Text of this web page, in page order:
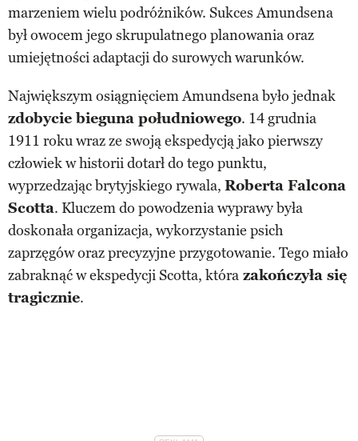
marzeniem wielu podróżników. Sukces Amundsena
był owocem jego skrupulatnego planowania oraz
umiejętności adaptacji do surowych warunków.
Największym osiągnięciem Amundsena było jednak
zdobycie bieguna południowego. 14 grudnia
1911 roku wraz ze swoją ekspedycją jako pierwszy
człowiek w historii dotarł do tego punktu,
wyprzedzając brytyjskiego rywala, Roberta Falcona
Scotta. Kluczem do powodzenia wyprawy była
doskonała organizacja, wykorzystanie psich
zaprzęgów oraz precyzyjne przygotowanie. Tego miało
zabraknąć w ekspedycji Scotta, która zakończyła się
tragicznie.